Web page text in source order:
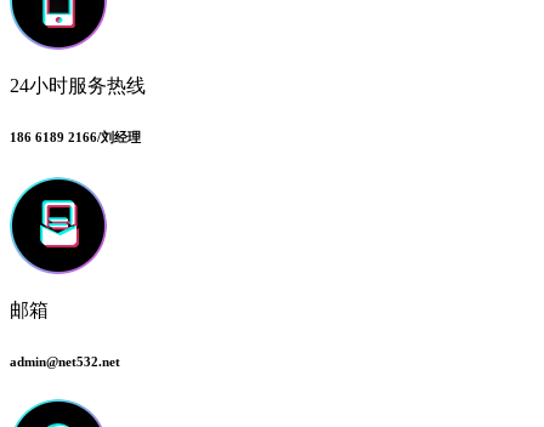
24小时服务热线
186 6189 2166/刘经理
邮箱
admin@net532.net